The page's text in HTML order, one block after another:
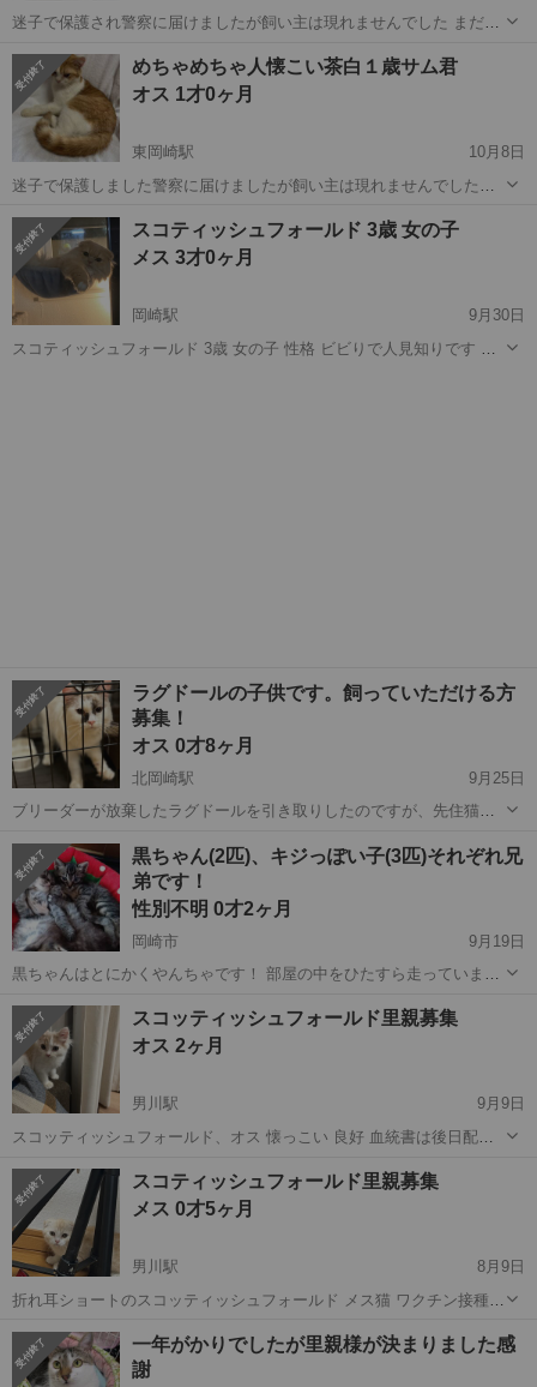
迷子で保護され警察に届けましたが飼い主は現れませんでした まだ幼
ワクチン接種済 医療費用一部ご負担ください お住まいの地域お知らせ
ください お留守番...
愛知 岡崎市 東岡崎駅 猫 ワクチン
めちゃめちゃ人懐こい茶白１歳サム君
オス 1才0ヶ月
東岡崎駅
10月8日
迷子で保護しました警察に届けましたが飼い主は現れませんでした。
ウイルス検査 ワクチン接種済 去勢手術は予定しています 医療費用一
部ご負担ください お...
愛知 岡崎市 去勢手術
スコティッシュフォールド 3歳 女の子
メス 3才0ヶ月
岡崎駅
9月30日
スコティッシュフォールド 3歳 女の子 性格 ビビりで人見知りです た
ラグドールの子供です。飼っていただける方
募集！
オス 0才8ヶ月
北岡崎駅
9月25日
ブリーダーが放棄したラグドールを引き取りしたのですが、先住猫が
状が悪化したため、家猫で受け入れていただける方を募集します。 引
き取り後病院で診ていただき、 大き...
愛知 岡崎市
黒ちゃん(2匹)、キジっぽい子(3匹)それぞれ兄
弟です！
性別不明 0才2ヶ月
岡崎市
9月19日
黒ちゃんはとにかくやんちゃです！ 部屋の中をひたすら走っています
り、黒ちゃんと遊んだりしています！ 保護してから2～3週間程経ちま
すが 特に健康状態は問題な...
愛知 岡崎市 キジ
スコッティッシュフォールド里親募集
オス 2ヶ月
男川駅
9月9日
スコッティッシュフォールド、オス 懐っこい 良好 血統書は後日配送
愛知 岡崎市
スコティッシュフォールド里親募集
メス 0才5ヶ月
男川駅
8月9日
折れ耳ショートのスコッティッシュフォールド メス猫 ワクチン接種済
愛知 岡崎市 男川駅 スコティッシュフォールド
一年がかりでしたが里親様が決まりました感
謝